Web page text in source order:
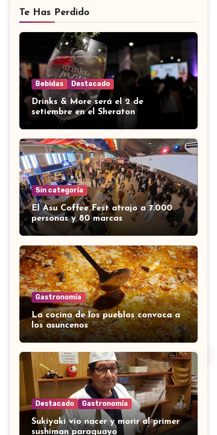
Te Has Perdido
Bebidas Destacado
Drinks & More será el 2 de
setiembre en el Sheraton
Sin categoría
El Asu Coffee Fest atrajo a 7.000
personas y 80 marcas
Gastronomía
La cocina de los pueblos convoca a
los asuncenos
Destacado Gastronomía
Sukiyaki vio nacer y morir al primer
sushiman paraguayo